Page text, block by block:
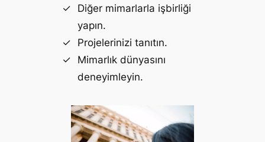
Diğer mimarlarla işbirliği
yapın.
Projelerinizi tanıtın.
Mimarlık dünyasını
deneyimleyin.